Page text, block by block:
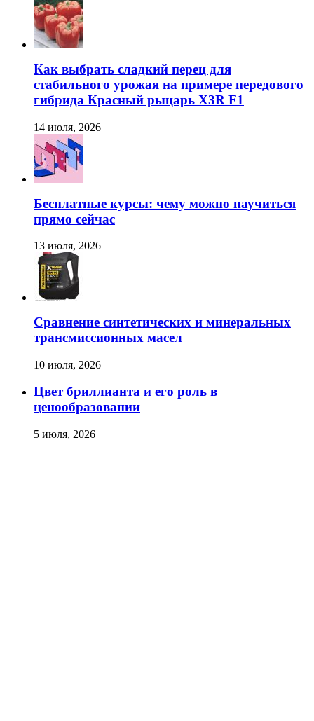
Как выбрать сладкий перец для
стабильного урожая на примере передового
гибрида Красный рыцарь X3R F1
14 июля, 2026
Бесплатные курсы: чему можно научиться
прямо сейчас
13 июля, 2026
Сравнение синтетических и минеральных
трансмиссионных масел
10 июля, 2026
Цвет бриллианта и его роль в
ценообразовании
5 июля, 2026